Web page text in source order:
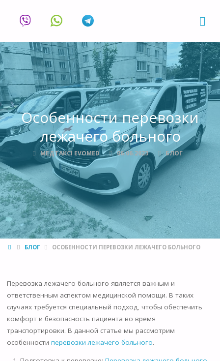
Особенности перевозки
лежачего больного
МЕДТАКСІ EVOMED 06.06.2023 БЛОГ
HOMEБЛОГ ОСОБЕННОСТИ ПЕРЕВОЗКИ ЛЕЖАЧЕГО БОЛЬНОГО
Перевозка лежачего больного является важным и
ответственным аспектом медицинской помощи. В таких
случаях требуется специальный подход, чтобы обеспечить
комфорт и безопасность пациента во время
транспортировки. В данной статье мы рассмотрим
особенности перевозки лежачего больного.